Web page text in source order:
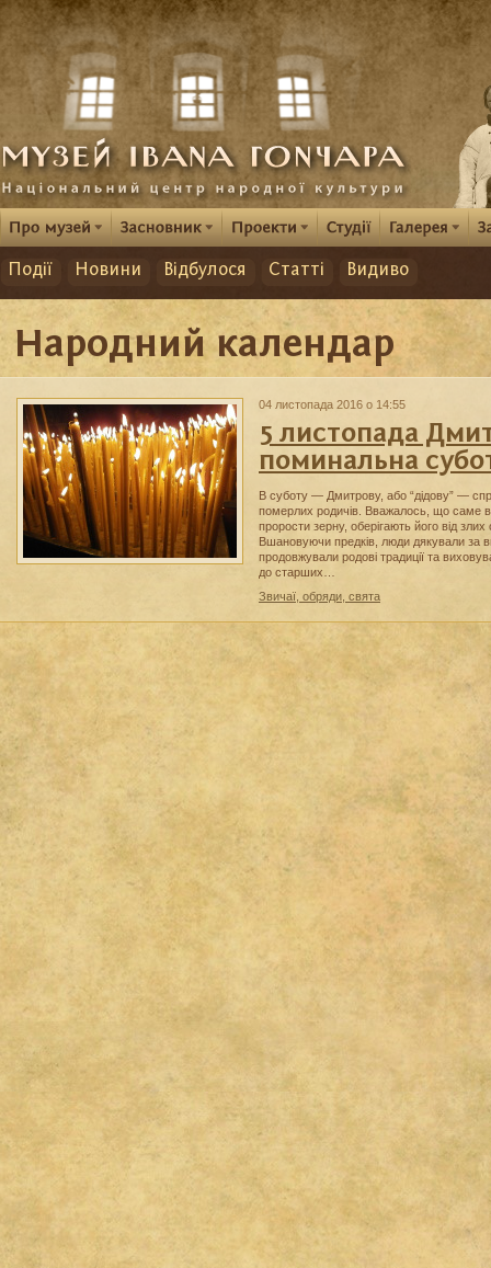
Події Новини Відбулося Статті Видиво
Народний календар
04 листопада 2016 о 14:55
5 листопада
поминальна
В суботу — Дмитрову, або “дідову” —
померлих родичів. Вважалось, що саме
прорости зерну, оберігають його від
Вшановуючи предків, люди дякували за
продовжували родові традиції та
до старших…
Звичаї, обряди, свята